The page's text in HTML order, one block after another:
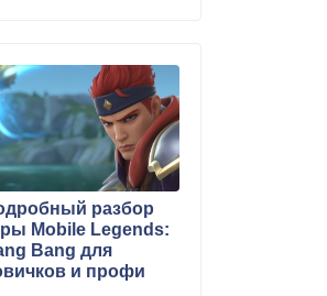
разбор
Mobile Legends:
Bang для
и профи